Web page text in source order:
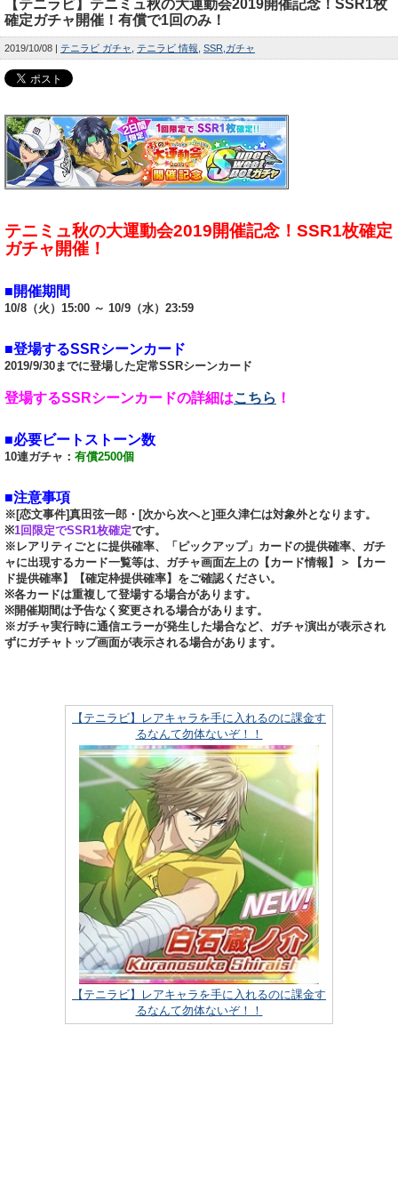
【テニラビ】テニミュ秋の大運動会2019開催記念！SSR1枚
確定ガチャ開催！有償で1回のみ！
2019/10/08 テニラビ ガチャ テニラビ 情報 SSR ガチャ
テニミュ秋の大運動会2019開催記念！SSR1枚確定
ガチャ開催！
■開催期間
10/8（火）15:00 ～ 10/9（水）23:59
■登場するSSRシーンカード
2019/9/30までに登場した定常SSRシーンカード
登場するSSRシーンカードの詳細はこちら ！
■必要ビートストーン数
10連ガチャ： 有償2500個
■注意事項
※[恋文事件]真田弦一郎・[次から次へと]亜久津仁は対象外となります。
※1回限定でSSR1枚確定です。
※レアリティごとに提供確率、「ピックアップ」カードの提供確率、ガチ
ャに出現するカード一覧等は、ガチャ画面左上の【カード情報】＞【カー
ド提供確率】【確定枠提供確率】をご確認ください。
※各カードは重複して登場する場合があります。
※開催期間は予告なく変更される場合があります。
※ガチャ実行時に通信エラーが発生した場合など、ガチャ演出が表示され
ずにガチャトップ画面が表示される場合があります。
【テニラビ】レアキャラを手に入れるのに課金す
るなんて勿体ないぞ！！
【テニラビ】レアキャラを手に入れるのに課金す
るなんて勿体ないぞ！！